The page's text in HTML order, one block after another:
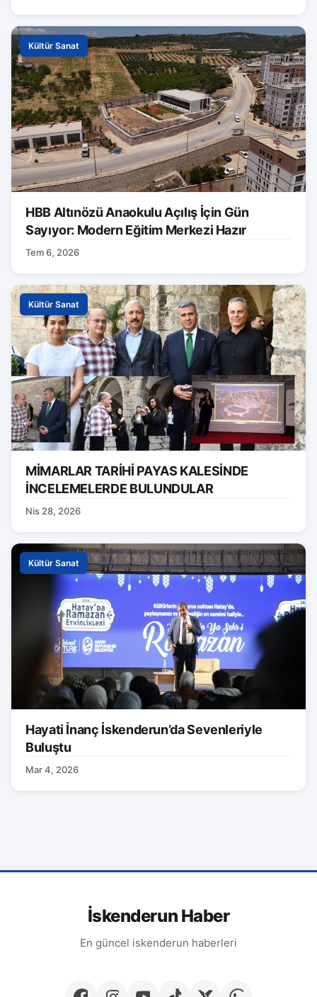
Kültür Sanat
HBB Altınözü Anaokulu Açılış İçin Gün
Sayıyor: Modern Eğitim Merkezi Hazır
Tem 6, 2026
Kültür Sanat
MİMARLAR TARİHİ PAYAS KALESİNDE
İNCELEMELERDE BULUNDULAR
Nis 28, 2026
Kültür Sanat
Hayati İnanç İskenderun’da Sevenleriyle
Buluştu
Mar 4, 2026
İskenderun Haber
En güncel iskenderun haberleri